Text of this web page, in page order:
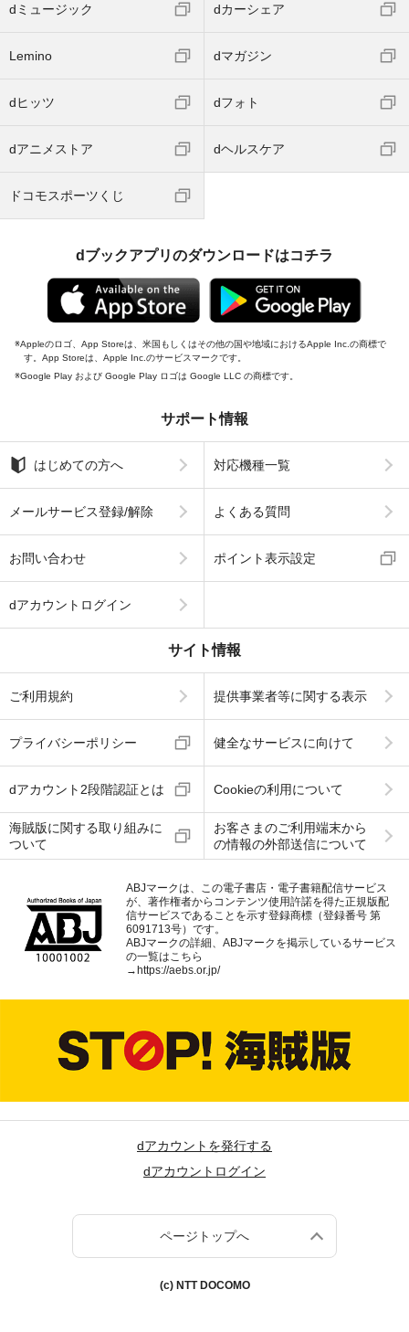
dミュージック dカーシェア
Lemino dマガジン
dヒッツ dフォト
dアニメストア dヘルスケア
ドコモスポーツくじ
dブックアプリのダウンロードはコチラ
Appleのロゴ、App Storeは、米国もしくはその他の国や地域におけるApple Inc.の商標で
す。App Storeは、Apple Inc.のサービスマークです。
Google Play および Google Play ロゴは Google LLC の商標です。
サポート情報
はじめての方へ 対応機種一覧
メールサービス登録/解除 よくある質問
お問い合わせ ポイント表示設定
dアカウントログイン
サイト情報
ご利用規約 提供事業者等に関する表示
プライバシーポリシー 健全なサービスに向けて
dアカウント2段階認証とは Cookieの利用について
海賊版に関する取り組みに
ついて
お客さまのご利用端末から
の情報の外部送信について
ABJマークは、この電子書店・電子書籍配信サービス
が、著作権者からコンテンツ使用許諾を得た正規版配
信サービスであることを示す登録商標（登録番号 第
6091713号）です。
ABJマークの詳細、ABJマークを掲示しているサービス
の一覧はこちら
→ https://aebs.or.jp/
dアカウントを発行する
dアカウントログイン
ページトップへ
(c) NTT DOCOMO